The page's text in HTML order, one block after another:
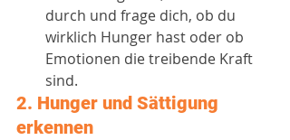
durch und frage dich, ob du
wirklich Hunger hast oder ob
Emotionen die treibende Kraft
sind.
2. Hunger und Sättigung
erkennen